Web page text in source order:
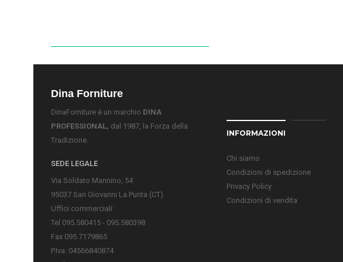
Dina Forniture
DinaForniture è un marchio DINA
PROFESSIONAL, dal 1987, la Forza della
Tradizione.
SEDE LEGALE
Via Soldato Mannino, 54
95037 San Giovanni La Punta (CT)
Uffici commerciali:
Tel 095.580415 - 095.580398
Fax 095.7179865
P.Iva: 04566840874
INFORMAZIONI
Chi siamo
Condizioni di spedizione
Privacy Policy
Condizioni di vendita